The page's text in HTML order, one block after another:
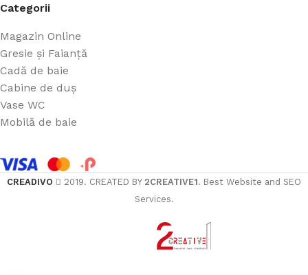
Categorii
Magazin Online
Gresie și Faianță
Cadă de baie
Cabine de duș
Vase WC
Mobilă de baie
CREADIVO 2019. CREATED BY 2CREATIVE1. Best Website and SEO
Services.